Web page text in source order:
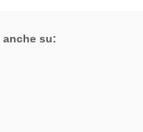
anche su: